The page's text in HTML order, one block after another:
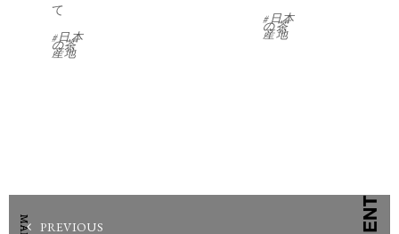
て
日本
の茶
産地
日本
の茶
産地
PREVIOUS